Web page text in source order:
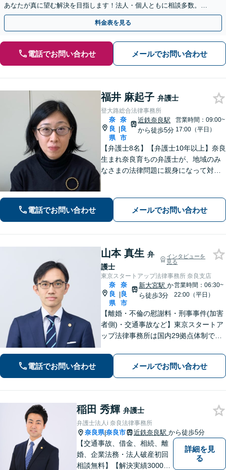
あなたが真に望む解決を目指します！法人・個人ともに相談多数。細
やかな連絡と粘り強い交渉を徹底【休日・夜間相談可】
料金表を見る
電話でお問い合わせ メールでお問い合わせ
福井 麻起子 弁護士
登大路総合法律事務所
奈
良
県
|
奈
良
市
近鉄奈良駅
から徒歩5分
営業時間：09:00~
17:00（平日）
【弁護士8名】【弁護士10年以上】奈良
生まれ奈良育ちの弁護士が、地域のみ
なさまの法律問題に親身になって対応
を伺うことを大切にしています【近鉄
奈良駅5分】【オンライン相談可】
電話でお問い合わせ メールでお問い合わせ
山本 真生 弁
護士
インタビューを
見る
東京スタートアップ法律事務所 奈良支店
奈
良
県
|
奈
良
市
新大宮駅 か
ら徒歩3分
営業時間：06:30~
22:00（平日）
【離婚・不倫の慰謝料・刑事事件(加害
者側)・交通事故など】東京スタートア
ップ法律事務所は国内29拠点体制で全
対応(法律相談は完全予約制)】各分野で
専門性の高い弁護士が寄り添い解決を
サポートします。
電話でお問い合わせ メールでお問い合わせ
稲田 秀輝 弁護士
弁護士法人i 奈良法律事務所
奈良県|奈良市 近鉄奈良駅 から徒歩5分
【交通事故、借金、相続、離
婚、企業法務・法人破産初回
相談無料】【解決実績3000件
詳細を見
る